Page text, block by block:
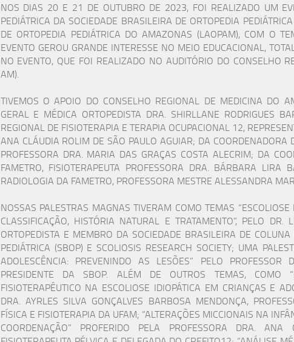
NOS DIAS 20 E 21 DE OUTUBRO DE 2023, FOI REALIZADO UM
PEDIÁTRICA DA SOCIEDADE BRASILEIRA DE ORTOPEDIA
DE ORTOPEDIA PEDIÁTRICA DO AMAZONAS (LAOPAM), COM O
EVENTO GEROU GRANDE INTERESSE NO MEIO EDUCACIONAL,
NO EVENTO, QUE FOI REALIZADO NO AUDITÓRIO DO CONSELHO
AM).
TIVEMOS O APOIO DO CONSELHO REGIONAL DE MEDICINA DO
GERAL E MÉDICA ORTOPEDISTA DRA. SHIRLLANE RODRIGUES
REGIONAL DE FISIOTERAPIA E TERAPIA OCUPACIONAL 12,
ANA CLÁUDIA ROLIM DE SÃO PAULO AGUIAR; DA COORDENADORA
PROFESSORA DRA. MARIA DAS GRAÇAS COSTA ALECRIM; DA
FAMETRO, FISIOTERAPEUTA PROFESSORA DRA. BÁRBARA
RADIOLOGIA DA FAMETRO, PROFESSORA MESTRE ALESSANDRA
NOSSAS PALESTRAS MAGNAS TIVERAM COMO TEMAS
CLASSIFICAÇÃO, HISTÓRIA NATURAL E TRATAMENTO”, PELO
ORTOPEDISTA E MEMBRO DA SOCIEDADE BRASILEIRA DE
PEDIÁTRICA (SBOP) E SCOLIOSIS RESEARCH SOCIETY; UMA
ADOLESCÊNCIA: PREVENINDO AS LESÕES” PELO PROFESSOR
PRESIDENTE DA SBOP. ALÉM DE OUTROS TEMAS, COMO
FISIOTERAPÊUTICO NA ESCOLIOSE IDIOPÁTICA EM CRIANÇAS E
DRA. AYRLES SILVA GONÇALVES BARBOSA MENDONÇA,
FÍSICA E FISIOTERAPIA DA UFAM; “ALTERAÇÕES MICCIONAIS NA
COORDENAÇÃO” PROFERIDO PELA PROFESSORA DRA.